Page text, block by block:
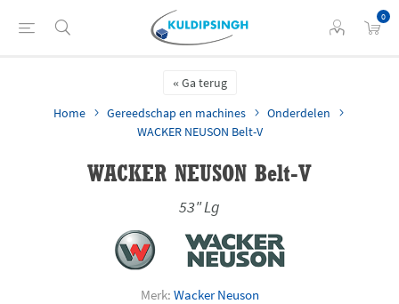
0
Ga terug
Home
Gereedschap en machines
Onderdelen
WACKER NEUSON Belt-V
WACKER NEUSON Belt-V
53" Lg
Merk: Wacker Neuson